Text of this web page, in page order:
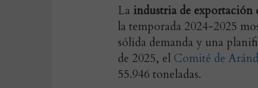
La industria de exportación
la temporada 2024-2025
sólida demanda y una
de 2025, el Comité de
55.946 toneladas.